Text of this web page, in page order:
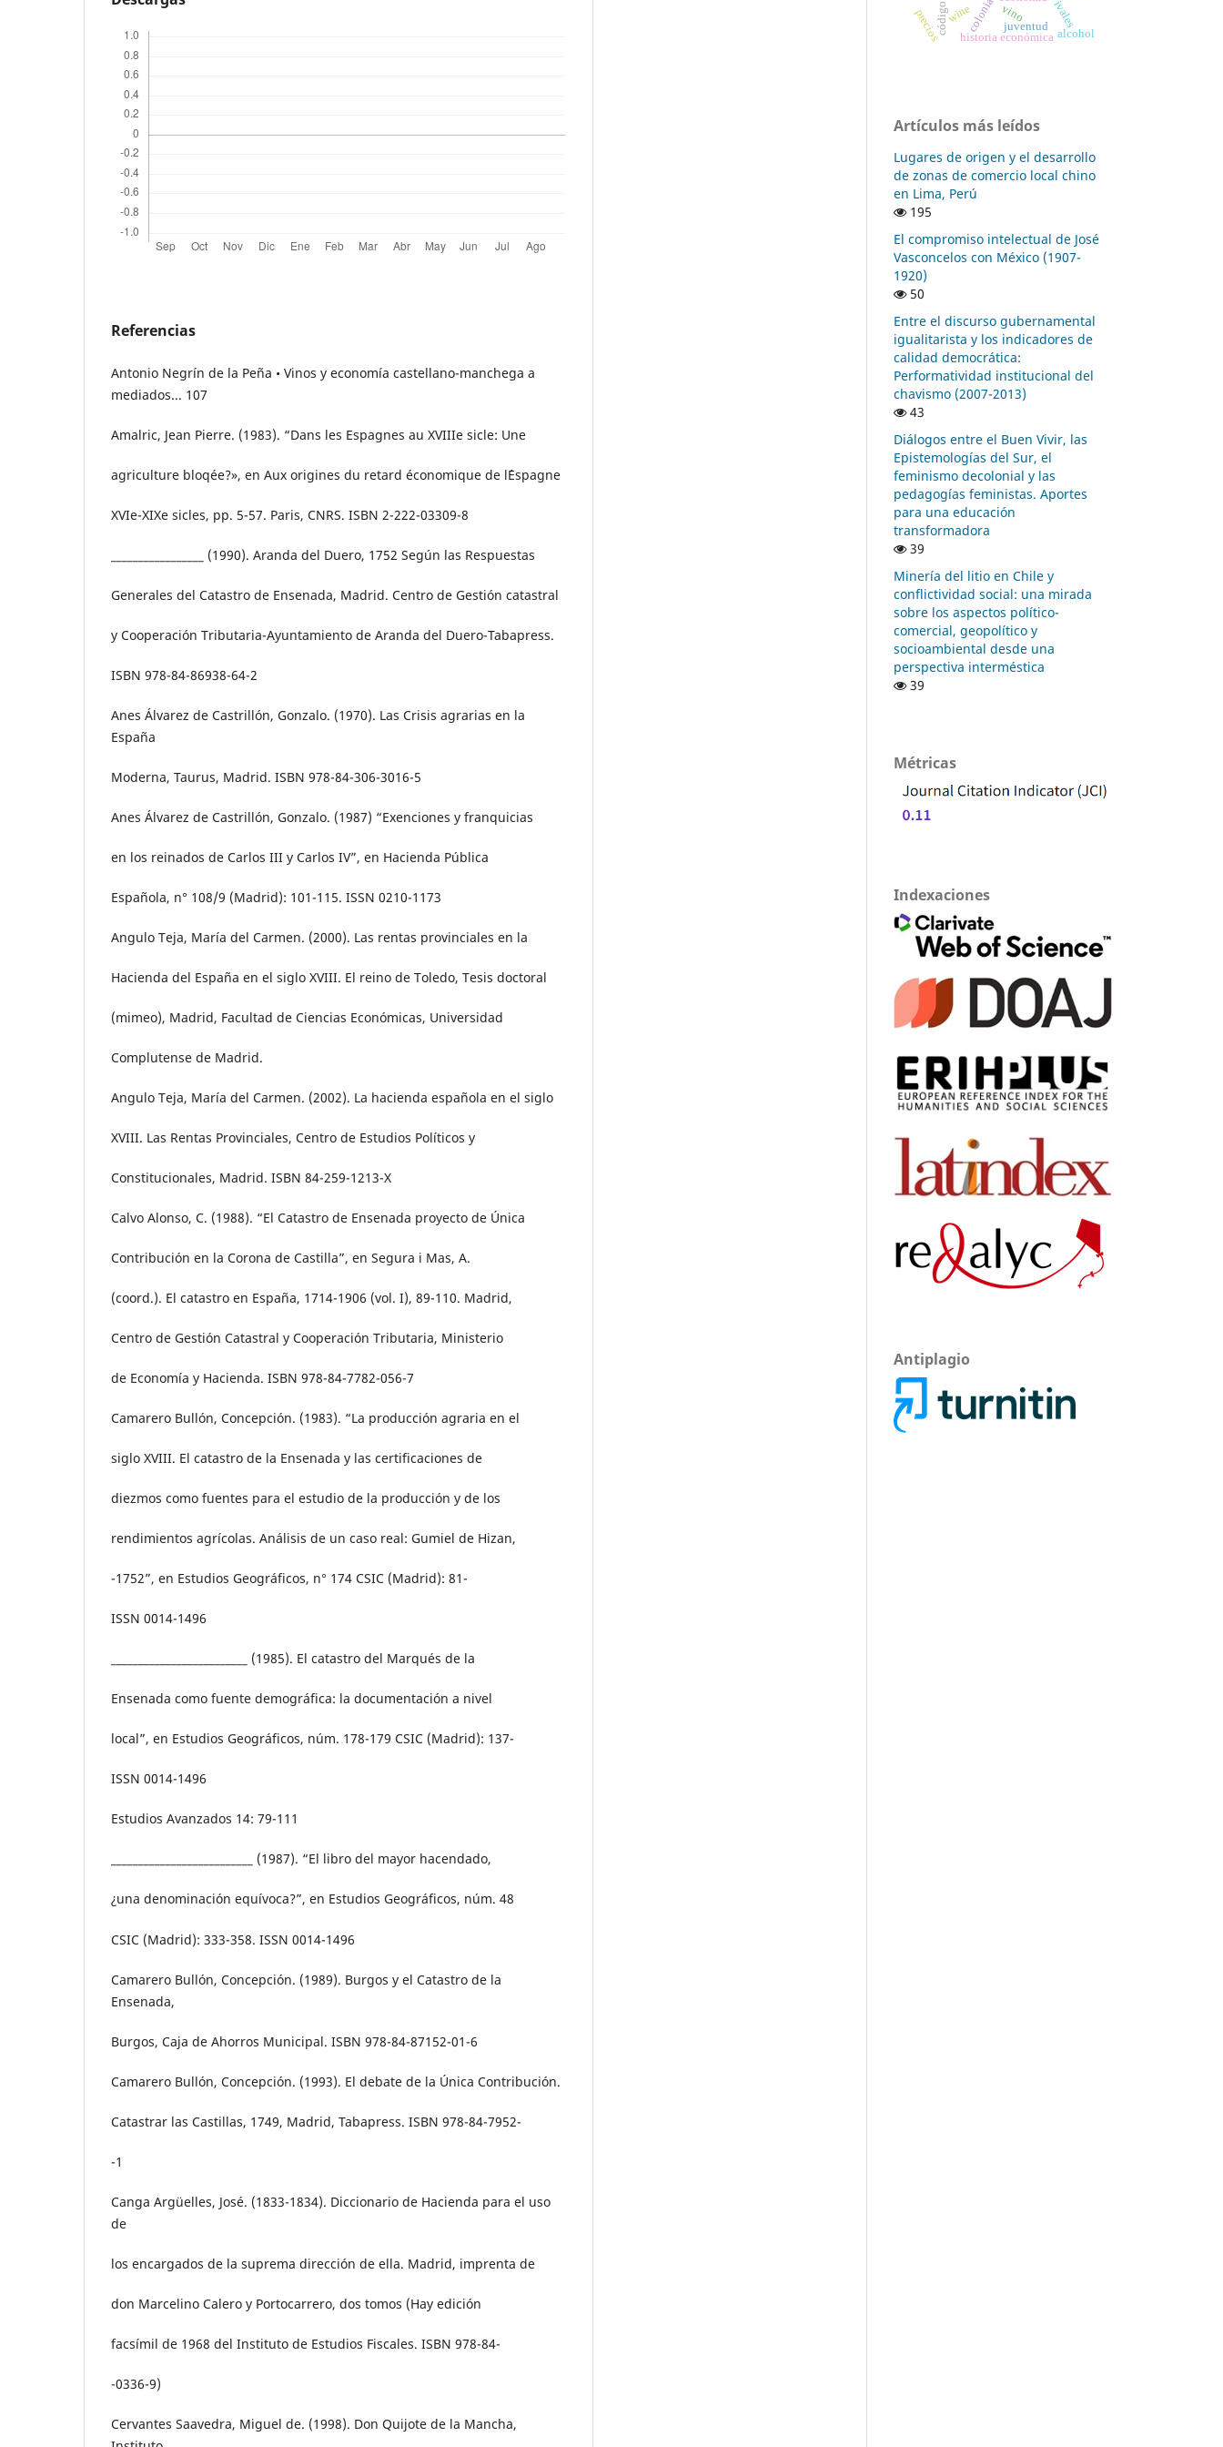
Referencias
Antonio Negrín de la Peña • Vinos y economía castellano-manchega a
mediados... 107
Amalric, Jean Pierre. (1983). “Dans les Espagnes au XVIIIe sicle: Une
agriculture bloqée?», en Aux origines du retard économique de l´Espagne
XVIe-XIXe sicles, pp. 5-57. Paris, CNRS. ISBN 2-222-03309-8
_________________ (1990). Aranda del Duero, 1752 Según las Respuestas
Generales del Catastro de Ensenada, Madrid. Centro de Gestión catastral
y Cooperación Tributaria-Ayuntamiento de Aranda del Duero-Tabapress.
ISBN 978-84-86938-64-2
Anes Álvarez de Castrillón, Gonzalo. (1970). Las Crisis agrarias en la
España
Moderna, Taurus, Madrid. ISBN 978-84-306-3016-5
Anes Álvarez de Castrillón, Gonzalo. (1987) “Exenciones y franquicias
en los reinados de Carlos III y Carlos IV”, en Hacienda Pública
Española, n° 108/9 (Madrid): 101-115. ISSN 0210-1173
Angulo Teja, María del Carmen. (2000). Las rentas provinciales en la
Hacienda del España en el siglo XVIII. El reino de Toledo, Tesis doctoral
(mimeo), Madrid, Facultad de Ciencias Económicas, Universidad
Complutense de Madrid.
Angulo Teja, María del Carmen. (2002). La hacienda española en el siglo
XVIII. Las Rentas Provinciales, Centro de Estudios Políticos y
Constitucionales, Madrid. ISBN 84-259-1213-X
Calvo Alonso, C. (1988). “El Catastro de Ensenada proyecto de Única
Contribución en la Corona de Castilla”, en Segura i Mas, A.
(coord.). El catastro en España, 1714-1906 (vol. I), 89-110. Madrid,
Centro de Gestión Catastral y Cooperación Tributaria, Ministerio
de Economía y Hacienda. ISBN 978-84-7782-056-7
Camarero Bullón, Concepción. (1983). “La producción agraria en el
siglo XVIII. El catastro de la Ensenada y las certificaciones de
diezmos como fuentes para el estudio de la producción y de los
rendimientos agrícolas. Análisis de un caso real: Gumiel de Hizan,
-1752”, en Estudios Geográficos, n° 174 CSIC (Madrid): 81-
ISSN 0014-1496
_________________________ (1985). El catastro del Marqués de la
Ensenada como fuente demográfica: la documentación a nivel
local”, en Estudios Geográficos, núm. 178-179 CSIC (Madrid): 137-
ISSN 0014-1496
Estudios Avanzados 14: 79-111
__________________________ (1987). “El libro del mayor hacendado,
¿una denominación equívoca?”, en Estudios Geográficos, núm. 48
CSIC (Madrid): 333-358. ISSN 0014-1496
Camarero Bullón, Concepción. (1989). Burgos y el Catastro de la
Ensenada,
Burgos, Caja de Ahorros Municipal. ISBN 978-84-87152-01-6
Camarero Bullón, Concepción. (1993). El debate de la Única Contribución.
Catastrar las Castillas, 1749, Madrid, Tabapress. ISBN 978-84-7952-
-1
Canga Argüelles, José. (1833-1834). Diccionario de Hacienda para el uso
de
los encargados de la suprema dirección de ella. Madrid, imprenta de
don Marcelino Calero y Portocarrero, dos tomos (Hay edición
facsímil de 1968 del Instituto de Estudios Fiscales. ISBN 978-84-
-0336-9)
Cervantes Saavedra, Miguel de. (1998). Don Quijote de la Mancha,
vino
wine
precios historia económica alcohol
juventud
Artículos más leídos
Lugares de origen y el desarrollo
de zonas de comercio local chino
en Lima, Perú
195
El compromiso intelectual de José
Vasconcelos con México (1907-
1920)
50
Entre el discurso gubernamental
igualitarista y los indicadores de
calidad democrática:
Performatividad institucional del
chavismo (2007-2013)
43
Diálogos entre el Buen Vivir, las
Epistemologías del Sur, el
feminismo decolonial y las
pedagogías feministas. Aportes
para una educación
transformadora
39
Minería del litio en Chile y
conflictividad social: una mirada
sobre los aspectos político-
comercial, geopolítico y
socioambiental desde una
perspectiva interméstica
39
Métricas
Indexaciones
Antiplagio